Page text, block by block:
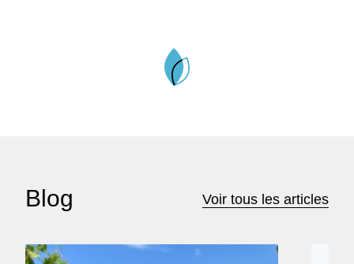
Blog Voir tous les articles